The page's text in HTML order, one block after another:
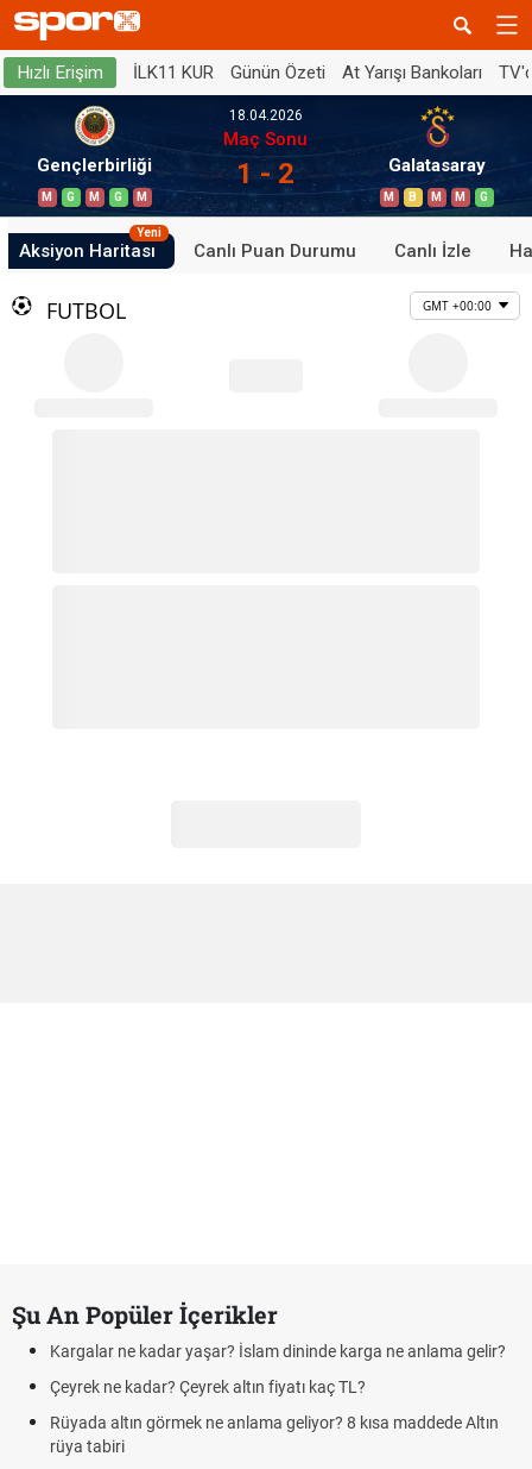
Hızlı Erişim İLK11 KUR Günün Özeti At Yarışı Bankoları
Gençlerbirliği
M G M G M
18.04.2026
Maç Sonu
1 - 2 Galatasaray
M B M M G
Aksiyon Haritası
Yeni
Canlı Puan Durumu Canlı İzle
FUTBOL GMT +00:00
Şu An Popüler İçerikler
Kargalar ne kadar yaşar? İslam dininde karga ne anlama gelir?
Çeyrek ne kadar? Çeyrek altın fiyatı kaç TL?
Rüyada altın görmek ne anlama geliyor? 8 kısa maddede Altın
rüya tabiri